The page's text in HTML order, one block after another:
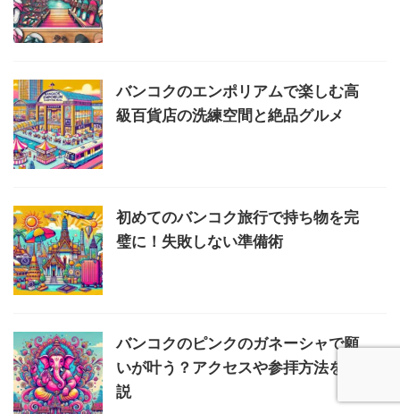
バンコクのエンポリアムで楽しむ高
級百貨店の洗練空間と絶品グルメ
初めてのバンコク旅行で持ち物を完
璧に！失敗しない準備術
バンコクのピンクのガネーシャで願
いが叶う？アクセスや参拝方法を解
説